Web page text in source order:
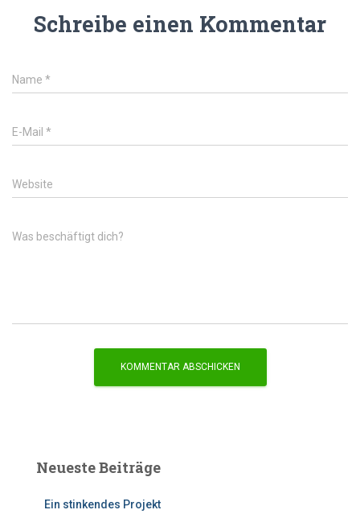
Schreibe einen Kommentar
Name *
E-Mail *
Website
Was beschäftigt dich?
Neueste Beiträge
Ein stinkendes Projekt